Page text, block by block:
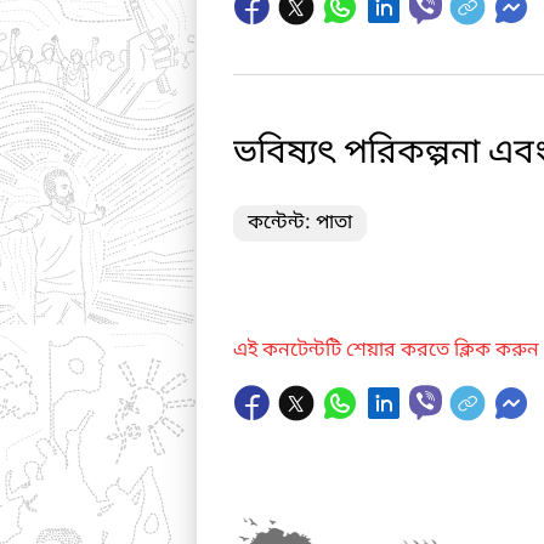
ভবিষ্যৎ পরিকল্পনা
কন্টেন্ট: পাতা
এই কনটেন্টটি শেয়ার করতে ক্লিক করুন